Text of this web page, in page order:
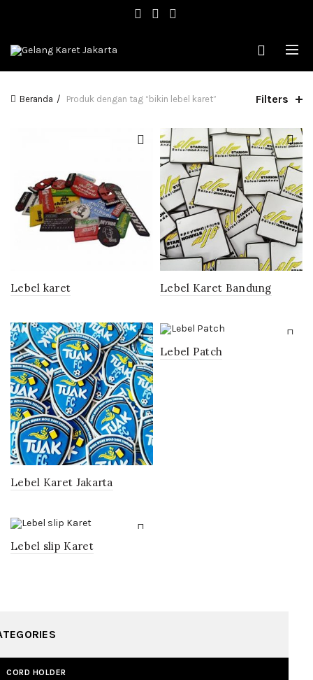
Beranda Produk dengan tag “bikin lebel karet” Filters
Lebel karet Lebel Karet Bandung
Lebel Karet Jakarta
Lebel Patch
Lebel slip Karet
CORD HOLDER